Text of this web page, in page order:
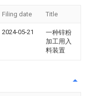
Filing date Title
2024-05-21
一种锌粉
加工用入
料装置